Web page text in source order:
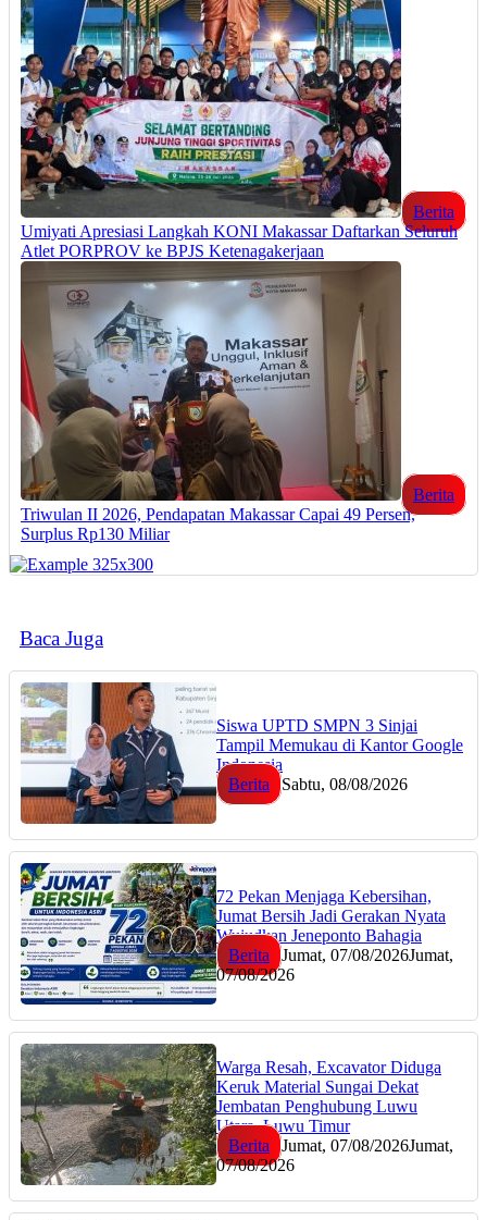
Berita
Umiyati Apresiasi Langkah KONI Makassar Daftarkan Seluruh
Atlet PORPROV ke BPJS Ketenagakerjaan
Berita
Triwulan II 2026, Pendapatan Makassar Capai 49 Persen,
Surplus Rp130 Miliar
Baca Juga
Siswa UPTD SMPN 3 Sinjai
Tampil Memukau di Kantor Google
Indonesia
Berita
Sabtu, 08/08/2026
72 Pekan Menjaga Kebersihan,
Jumat Bersih Jadi Gerakan Nyata
Wujudkan Jeneponto Bahagia
Berita
Jumat, 07/08/2026Jumat,
07/08/2026
Warga Resah, Excavator Diduga
Keruk Material Sungai Dekat
Jembatan Penghubung Luwu
Utara–Luwu Timur
Berita
Jumat, 07/08/2026Jumat,
07/08/2026